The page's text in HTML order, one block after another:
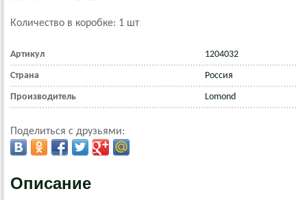
Количество в коробке: 1 шт
Артикул 1204032
Страна Россия
Производитель Lomond
Поделиться с друзьями:
Описание